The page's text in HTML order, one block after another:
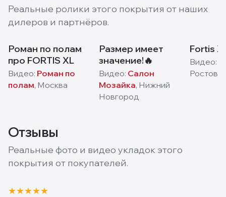
Реальные ролики этого покрытия от наших
дилеров и партнёров.
Роман по полам
про FORTIS XL
Видео: Роман по
полам, Москва
Размер имеет
значение!🔥
Видео: Салон
Мозайка, Нижний
Новгород
Fortis
Видео:
Ростов-
Отзывы
Реальные фото и видео укладок этого
покрытия от покупателей.
★★★★★